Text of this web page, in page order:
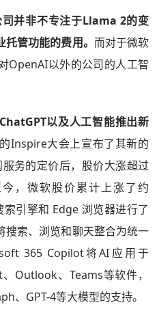
并非不专注于Llama 2的变
管功能的费用。 而对于微软
OpenAI以外的公司的人工智
以及人工智能推出新
Inspire大会上宣布了其新的
务的定价后，股价大涨超过
，微软股价累计上涨了约
引擎和 Edge 浏览器进行了
搜索、浏览和聊天整合为统一
365 Copilot将AI应用于
Outlook、Teams等软件，
、GPT-4等大模型的支持。